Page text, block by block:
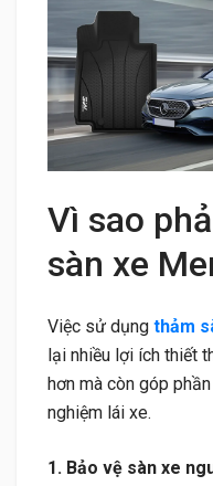
Vì sao
sàn xe
Việc sử dụng thảm
lại nhiều lợi ích thiết
hơn mà còn góp
nghiệm lái xe.
1. Bảo vệ sàn xe